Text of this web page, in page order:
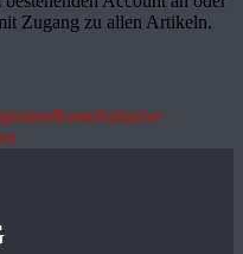
Zugang zu allen Artikeln.
RenteInitiative